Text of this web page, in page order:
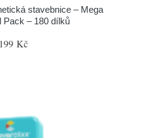
stavebnice – Mega
Pack – 180 dílků
Kč